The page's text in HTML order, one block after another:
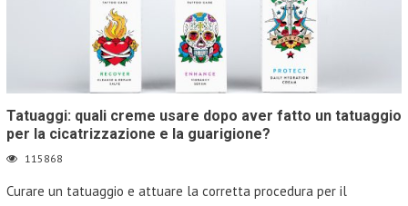
Tatuaggi: quali creme usare dopo aver fatto un tatuaggio
per la cicatrizzazione e la guarigione?
115868
Curare un tatuaggio e attuare la corretta procedura per il